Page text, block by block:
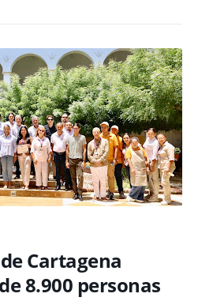
Cartagena
8.900 personas